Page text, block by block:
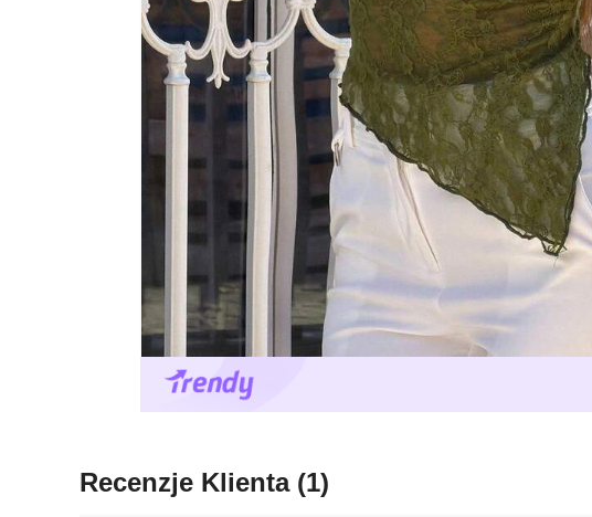
Recenzje Klienta (1)